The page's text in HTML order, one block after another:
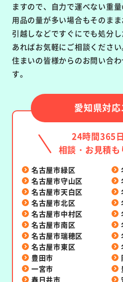
ますので、自力で運べない重
用品の量が多い場合もそのまま
引越しなどですぐにでも処分
あればお気軽にご相談くださ
住まいの皆様からのお問い合
す。
愛知県対
24時間365
相談・お見積も
名古屋市緑区
名古屋市守山区
名古屋市天白区
名古屋市北区
名古屋市中村区
名古屋市南区
名古屋市瑞穂区
名古屋市東区
豊田市
一宮市
春日井市